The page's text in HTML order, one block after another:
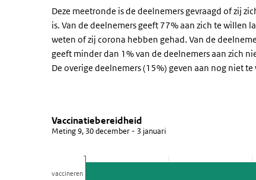
Deze meetronde is de deelnemers gevraagd of zij
is. Van de deelnemers geeft 77% aan zich te willen
weten of zij corona hebben gehad. Van de
geeft minder dan 1% van de deelnemers aan zich
De overige deelnemers (15%) geven aan nog niet
Bereidheid om te vaccineren
Sla de grafiek 'Vaccinatiebereidheid' over en ga naar
Vaccinatiebereidheid
Meting 9, 30 december - 3 januari
Bekijk als data tabel.
Vaccinatiebereidheid
Meting 9, 30 december - 3 januari
vaccineren